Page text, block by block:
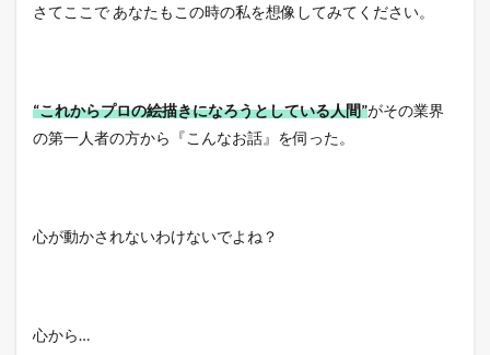
さてここで あなたもこの時の私を想像してみてください。
“これからプロの絵描きになろうとしている人間”がその業界
の第一人者の方から『こんなお話』を伺った。
心が動かされないわけないでよね？
心から…